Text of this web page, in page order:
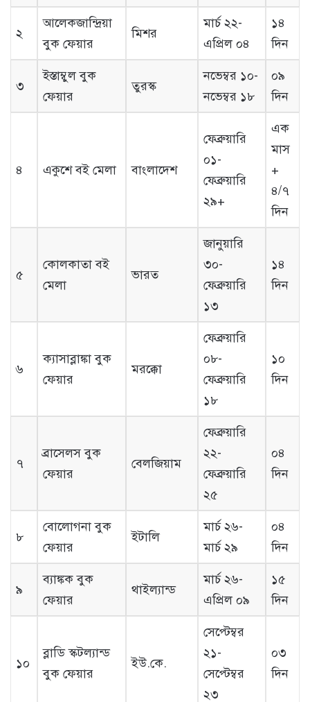
২
আলেকজান্দ্রিয়া
বুক ফেয়ার
মিশর
মার্চ ২২-
এপ্রিল ০৪
১৪
দিন
৩
ইস্তাম্বুল বুক
ফেয়ার
তুরস্ক
নভেম্বর ১০-
নভেম্বর ১৮
০৯
দিন
৪ একুশে বই মেলা বাংলাদেশ
ফেব্রুয়ারি
০১-
ফেব্রুয়ারি
২৯+
এক
মাস
+
৪/৭
দিন
৫
কোলকাতা বই
মেলা
ভারত
জানুয়ারি
৩০-
ফেব্রুয়ারি
১৩
১৪
দিন
৬
ক্যাসাব্লাঙ্কা বুক
ফেয়ার
মরক্কো
ফেব্রুয়ারি
০৮-
ফেব্রুয়ারি
১৮
১০
দিন
৭
ব্রাসেলস বুক
ফেয়ার
বেলজিয়াম
ফেব্রুয়ারি
২২-
ফেব্রুয়ারি
২৫
০৪
দিন
৮
বোলোগনা বুক
ফেয়ার
ইটালি
মার্চ ২৬-
মার্চ ২৯
০৪
দিন
৯
ব্যাঙ্কক বুক
ফেয়ার
থাইল্যান্ড
মার্চ ২৬-
এপ্রিল ০৯
১৫
দিন
১০
ব্লাডি স্কটল্যান্ড
বুক ফেয়ার
ইউ.কে.
সেপ্টেম্বর
২১-
সেপ্টেম্বর
২৩
০৩
দিন